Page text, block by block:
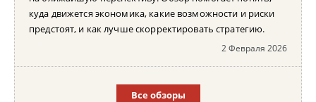
куда движется экономика, какие возможности и риски
предстоят, и как лучше скорректировать стратегию.
2 Февраля 2026
Все обзоры